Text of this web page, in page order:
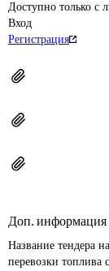
Доступно только с
Вход
Регистрация
Доп. информация
Название тендера
перевозки